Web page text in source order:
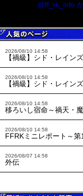
@ff_rk_info
2026/08/10 14:58
【禍級】シド・レイン
2026/08/10 14:58
【禍級】シド・レイン
2026/08/10 14:58
移ろいし宿命～禍天・
2026/08/10 14:58
FFRKミニレポート～第
2026/08/07 14:58
外伝